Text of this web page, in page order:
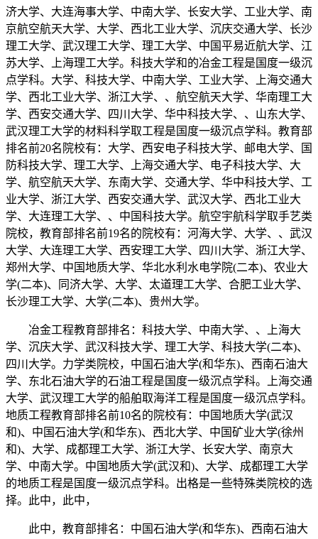
济大学、大连海事大学、中南大学、长安大学、工业大学、南
京航空航天大学、大学、西北工业大学、沉庆交通大学、长沙
理工大学、武汉理工大学、理工大学、中国平易近航大学、江
苏大学、上海理工大学。科技大学和的冶金工程是国度一级沉
点学科。大学、科技大学、中南大学、工业大学、上海交通大
学、西北工业大学、浙江大学、、航空航天大学、华南理工大
学、西安交通大学、四川大学、华中科技大学、、山东大学、
武汉理工大学的材料科学取工程是国度一级沉点学科。教育部
排名前20名院校有：大学、西安电子科技大学、邮电大学、国
防科技大学、理工大学、上海交通大学、电子科技大学、大
学、航空航天大学、东南大学、交通大学、华中科技大学、工
业大学、浙江大学、西安交通大学、武汉大学、西北工业大
学、大连理工大学、、中国科技大学。航空宇航科学取手艺类
院校，教育部排名前19名的院校有：河海大学、大学、、武汉
大学、大连理工大学、西安理工大学、四川大学、浙江大学、
郑州大学、中国地质大学、华北水利水电学院(二本)、农业大
学(二本)、同济大学、大学、太道理工大学、合肥工业大学、
长沙理工大学、大学(二本)、贵州大学。
冶金工程教育部排名：科技大学、中南大学、、上海大
学、沉庆大学、武汉科技大学、理工大学、科技大学(二本)、
四川大学。力学类院校，中国石油大学(和华东)、西南石油大
学、东北石油大学的石油工程是国度一级沉点学科。上海交通
大学、武汉理工大学的船舶取海洋工程是国度一级沉点学科。
地质工程教育部排名前10名的院校有：中国地质大学(武汉
和)、中国石油大学(和华东)、西北大学、中国矿业大学(徐州
和)、大学、成都理工大学、浙江大学、长安大学、南京大
学、中南大学。中国地质大学(武汉和)、大学、成都理工大学
的地质工程是国度一级沉点学科。出格是一些特殊类院校的选
择。此中，此中，
此中，教育部排名：中国石油大学(和华东)、西南石油大